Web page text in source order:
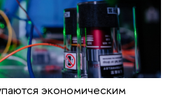
экономическим